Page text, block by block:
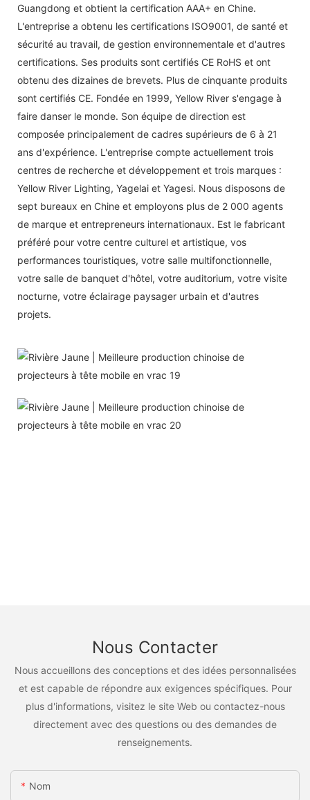
Guangdong et obtient la certification AAA+ en Chine.
L'entreprise a obtenu les certifications ISO9001, de santé et
sécurité au travail, de gestion environnementale et d'autres
certifications. Ses produits sont certifiés CE RoHS et ont
obtenu des dizaines de brevets. Plus de cinquante produits
sont certifiés CE. Fondée en 1999, Yellow River s'engage à
faire danser le monde. Son équipe de direction est
composée principalement de cadres supérieurs de 6 à 21
ans d'expérience. L'entreprise compte actuellement trois
centres de recherche et développement et trois marques :
Yellow River Lighting, Yagelai et Yagesi. Nous disposons de
sept bureaux en Chine et employons plus de 2 000 agents
de marque et entrepreneurs internationaux. Est le fabricant
préféré pour votre centre culturel et artistique, vos
performances touristiques, votre salle multifonctionnelle,
votre salle de banquet d'hôtel, votre auditorium, votre visite
nocturne, votre éclairage paysager urbain et d'autres
projets.
Nous Contacter
Nous accueillons des conceptions et des idées personnalisées
et est capable de répondre aux exigences spécifiques. Pour
plus d'informations, visitez le site Web ou contactez-nous
directement avec des questions ou des demandes de
renseignements.
Nom